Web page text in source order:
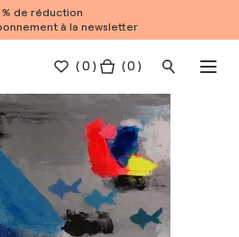
% de réduction
à la newsletter
(0 ) ( 0 )